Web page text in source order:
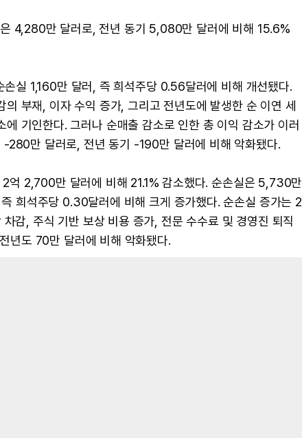
4,280만 달러로, 전년 동기 5,080만 달러에 비해 15.6%
실 1,160만 달러, 즉 희석주당 0.56달러에 비해 개선됐다.
부재, 이자 수익 증가, 그리고 전년도에 발생한 순 이연 세
기인한다. 그러나 순매출 감소로 인한 총 이익 감소가 이러
280만 달러로, 전년 동기 -190만 달러에 비해 악화됐다.
2,700만 달러에 비해 21.1% 감소했다. 순손실은 5,730만
희석주당 0.30달러에 비해 크게 증가했다. 순손실 증가는 2
감, 주식 기반 보상 비용 증가, 전문 수수료 및 경영진 퇴직
년도 70만 달러에 비해 악화됐다.